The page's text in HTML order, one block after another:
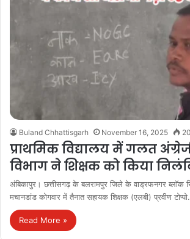
Buland Chhattisgarh November 16, 2025 20
प्राथमिक विद्यालय में गलत
विभाग ने शिक्षक को किया
अंबिकापुर। छत्तीसगढ़ के बलरामपुर जिले के वाड्रफनगर ब्लॉक
मचानडांड कोगवार में तैनात सहायक शिक्षक (एलबी) प्रवीण
Read More »